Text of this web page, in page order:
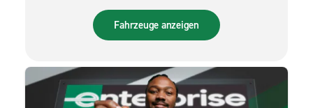
Fahrzeuge anzeigen